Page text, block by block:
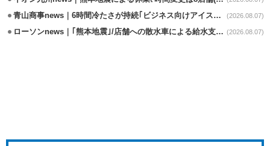
青山商事news｜6時間冷たさが持続｢ビジネス向けアイスベスト｣発売 (2026.08.07)
ローソンnews｜｢熊本地震｣/店舗への散水車による給水支援を開始 (2026.08.07)